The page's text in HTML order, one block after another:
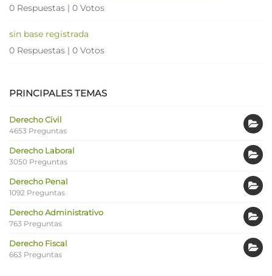
0 Respuestas | 0 Votos
sin base registrada
0 Respuestas | 0 Votos
PRINCIPALES TEMAS
Derecho Civil
4653 Preguntas
Derecho Laboral
3050 Preguntas
Derecho Penal
1092 Preguntas
Derecho Administrativo
763 Preguntas
Derecho Fiscal
663 Preguntas